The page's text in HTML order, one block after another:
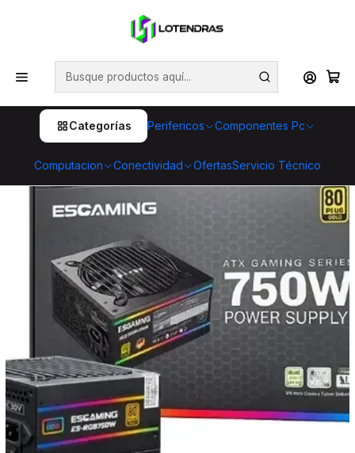
Categorías Perifericos Componentes Pc
Computacion Conectividad OfertasServicio Técnico
💥 ¡Compra HOY y retira GRATIS en tienda! 🏪🚀 Además,
aprovecha cientos de productos con Despacho Gratis 🛒📦
¡No dejes pasar esta oportunidad! 🔥
Inicio Componentes Pc
Fuentes de poder
Fuente de Poder ESGAMING 750W 80 Plus Gold No